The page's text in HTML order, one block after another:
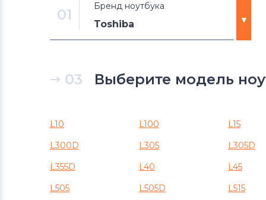
01 Бренд ноутбука
Toshiba
DNS
Блоки питания для ноутбуков
Блоки питания для ноутбуков
03 Выберите модель
L10 L100 L15
L300D
L305 L305D
L355D
L40 L45
L505
L505D L515